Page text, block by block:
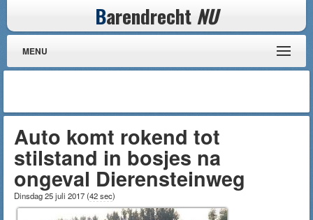
Barendrecht NU
MENU
Auto komt rokend tot
stilstand in bosjes na
ongeval Dierensteinweg
Dinsdag 25 juli 2017(42 sec)